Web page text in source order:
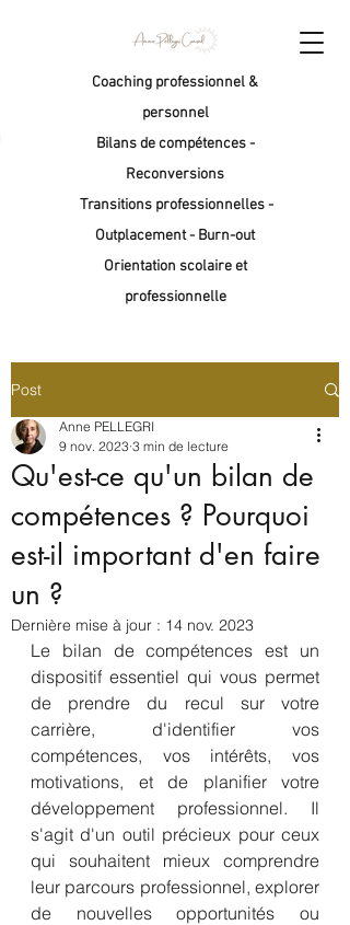
Coaching professionnel &
personnel
Bilans de compétences -
Reconversions
Transitions professionnelles -
Outplacement - Burn-out
Orientation scolaire et
professionnelle
Post
Qu'est-ce qu'un bilan de
compétences ? Pourquoi
est-il important d'en faire
un ?
Anne PELLEGRI
9 nov. 2023 3 min de lecture
Dernière mise à jour : 14 nov. 2023
Le bilan de compétences est un
dispositif essentiel qui vous permet
de prendre du recul sur votre
carrière, d'identifier vos
compétences, vos intérêts, vos
motivations, et de planifier votre
développement professionnel. Il
s'agit d'un outil précieux pour ceux
qui souhaitent mieux comprendre
leur parcours professionnel, explorer
de nouvelles opportunités ou